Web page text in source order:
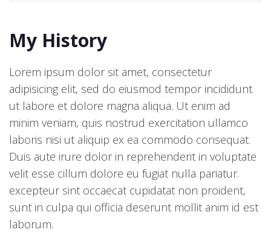
My History
Lorem ipsum dolor sit amet, consectetur
adipisicing elit, sed do eiusmod tempor incididunt
ut labore et dolore magna aliqua. Ut enim ad
minim veniam, quis nostrud exercitation ullamco
laboris nisi ut aliquip ex ea commodo consequat.
Duis aute irure dolor in reprehenderit in voluptate
velit esse cillum dolore eu fugiat nulla pariatur.
excepteur sint occaecat cupidatat non proident,
sunt in culpa qui officia deserunt mollit anim id est
laborum.